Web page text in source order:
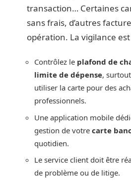
transaction… Certaines
sans frais, d’autres
opération. La vigilance
Contrôlez le plafond de
limite de dépense,
utiliser la carte pour des
professionnels.
Une application mobile
gestion de votre carte
quotidien.
Le service client doit être
de problème ou de litige.